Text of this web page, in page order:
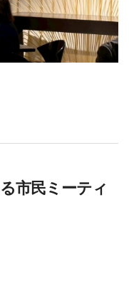
市民ミーティ